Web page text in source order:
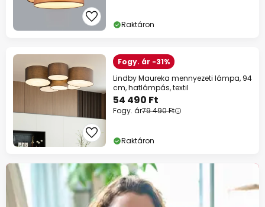
Raktáron
Fogy. ár -31%
Lindby Maureka mennyezeti lámpa, 94
cm, hatlámpás, textil
54 490 Ft
Fogy. ár79 490 Ft
Raktáron